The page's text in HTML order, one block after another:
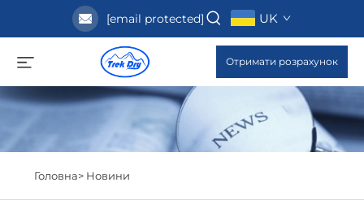
[email protected] UK
Отримати розрахунок
Головна> Новини